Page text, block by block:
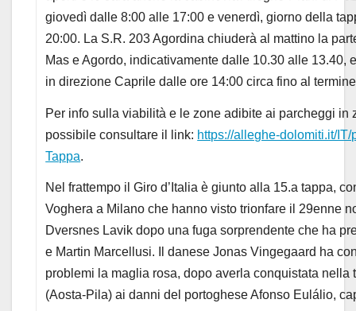
giovedì dalle 8:00 alle 17:00 e venerdì, giorno della
20:00. La S.R. 203 Agordina chiuderà al mattino la
Mas e Agordo, indicativamente dalle 10.30 alle 13.40,
in direzione Caprile dalle ore 14:00 circa fino al
Per info sulla viabilità e le zone adibite ai parcheggi in
possibile consultare il link: https://alleghe-dolomiti.it/
Tappa.
Nel frattempo il Giro d’Italia è giunto alla 15.a tappa,
Voghera a Milano che hanno visto trionfare il 29enne
Dversnes Lavik dopo una fuga sorprendente che ha
e Martin Marcellusi. Il danese Jonas Vingegaard ha
problemi la maglia rosa, dopo averla conquistata nella
(Aosta-Pila) ai danni del portoghese Afonso Eulálio,